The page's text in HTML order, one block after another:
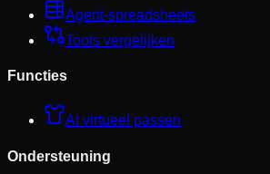
Agent-spreadsheets
Tools vergelijken
Functies
AI virtueel passen
Ondersteuning